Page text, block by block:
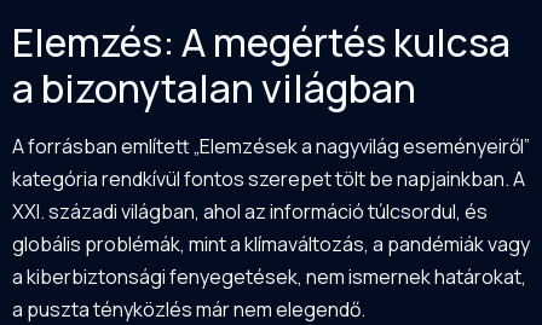
Elemzés: A megértés kulcsa
a bizonytalan világban
A forrásban említett „Elemzések a nagyvilág eseményeiről”
kategória rendkívül fontos szerepet tölt be napjainkban. A
XXI. századi világban, ahol az információ túlcsordul, és
globális problémák, mint a klímaváltozás, a pandémiák vagy
a kiberbiztonsági fenyegetések, nem ismernek határokat,
a puszta tényközlés már nem elegendő.